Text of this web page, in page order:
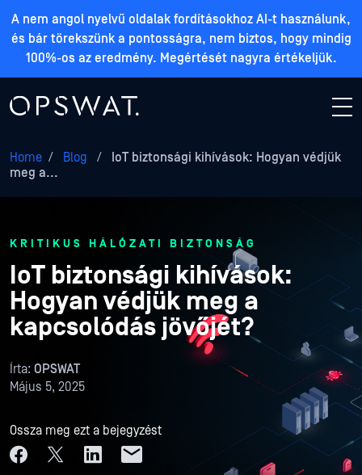
A nem angol nyelvű oldalak fordításokhoz AI-t használunk,
és bár törekszünk a pontosságra, nem biztos, hogy mindig
100%-os az eredmény. Megértését nagyra értékeljük.
Home / Blog /
IoT biztonsági kihívások: Hogyan védjük
meg a...
KRITIKUS HÁLÓZATI BIZTONSÁG
IoT biztonsági kihívások:
Hogyan védjük meg a
kapcsolódás jövőjét?
Írta: OPSWAT
Május 5, 2025
Ossza meg ezt a bejegyzést